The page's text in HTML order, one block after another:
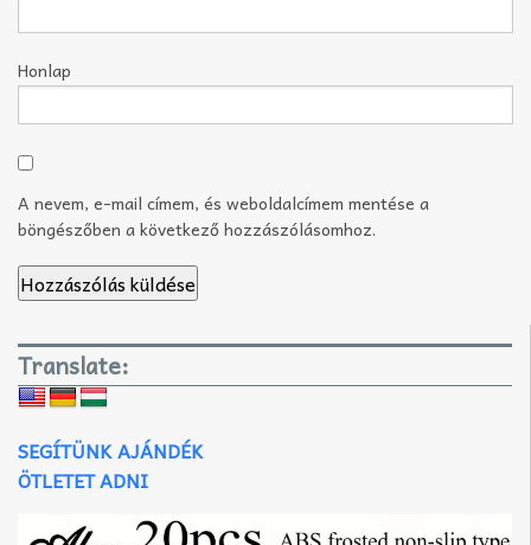
Honlap
A nevem, e-mail címem, és weboldalcímem mentése a
böngészőben a következő hozzászólásomhoz.
Translate:
SEGÍTÜNK AJÁNDÉK
ÖTLETET ADNI